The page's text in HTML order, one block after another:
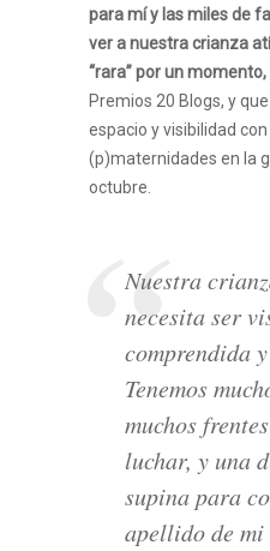
para mí y las miles de
ver a nuestra crianza
“rara” por un momento,
Premios 20 Blogs, y
espacio y visibilidad
(p)maternidades en la
octubre.
Nuestra
necesita ser
comprendida
Tenemos
muchos
luchar, y una
supina para
apellido de